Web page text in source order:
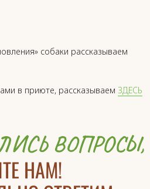
собаки рассказываем
в приюте, рассказываем ЗДЕСЬ